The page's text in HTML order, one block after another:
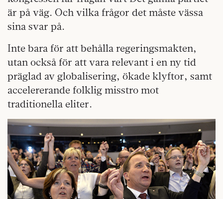
är på väg. Och vilka frågor det måste vässa
sina svar på.
Inte bara för att behålla regeringsmakten,
utan också för att vara relevant i en ny tid
präglad av globalisering, ökade klyftor, samt
accelererande folklig misstro mot
traditionella eliter.